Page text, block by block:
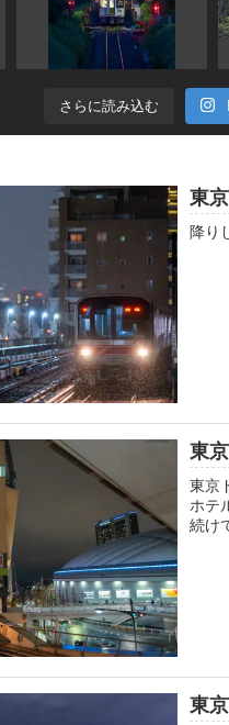
さらに読み込む
東
降り
東
東京
ホテ
続け
東